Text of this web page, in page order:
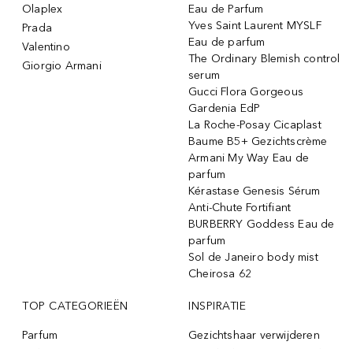
Olaplex
Prada
Valentino
Giorgio Armani
Eau de Parfum
Yves Saint Laurent MYSLF
Eau de parfum
The Ordinary Blemish control
serum
Gucci Flora Gorgeous
Gardenia EdP
La Roche-Posay Cicaplast
Baume B5+ Gezichtscrème
Armani My Way Eau de
parfum
Kérastase Genesis Sérum
Anti-Chute Fortifiant
BURBERRY Goddess Eau de
parfum
Sol de Janeiro body mist
Cheirosa 62
TOP CATEGORIEËN
Parfum
INSPIRATIE
Gezichtshaar verwijderen